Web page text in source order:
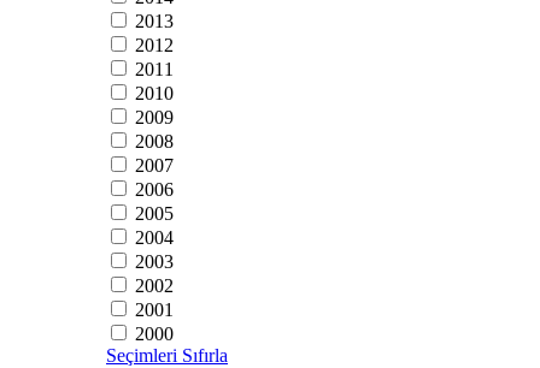
2013
2012
2011
2010
2009
2008
2007
2006
2005
2004
2003
2002
2001
2000
Seçimleri Sıfırla